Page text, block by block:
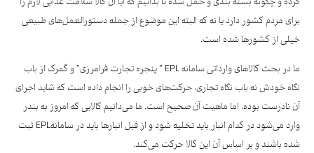
برای مردم کشور دارد یا نه که البته این موضوع از جمله دستورالعمل‌های طبیعی
خیلی از کشورها شده است.
ما در بحث کالاهای وارداتی سامانه EPL ” پنجره تجارت فرامرزی” و گمرک از باب
نگاه خودش نه باب نگاه تجاری، حرکت‌های خوبی را انجام داده است که شاید اجرای
آن نادرست بوده، اما ماهیت آن صحیح است. ما می‌دانیم کالایی که امروز به بندر
وارد می‌شود در کدام انبار باید تخلیه شود و از قبل انبارها باید در سامانهEPL ثبت
شده باشند و بر اساس آن این کالا حرکت می‌کند.